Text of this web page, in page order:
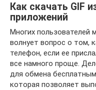
Как скачать GIF
приложений
Многих пользователей
волнует вопрос о том,
телефон, если ее
все намного проще.
для обмена
которая позволяет